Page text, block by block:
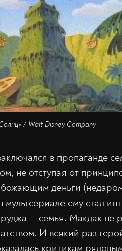
/ Walt Disney Company
в пропаганде
не отступая от
деньги
мультсериале ему стал
— семья. Макдак не
И всякий раз
критикам